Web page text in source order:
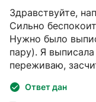
Здравствуйте,
Сильно
Нужно было
пару). Я
переживаю,
Ответ дан